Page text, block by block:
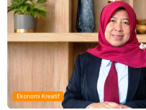
Ekonomi Kreatif